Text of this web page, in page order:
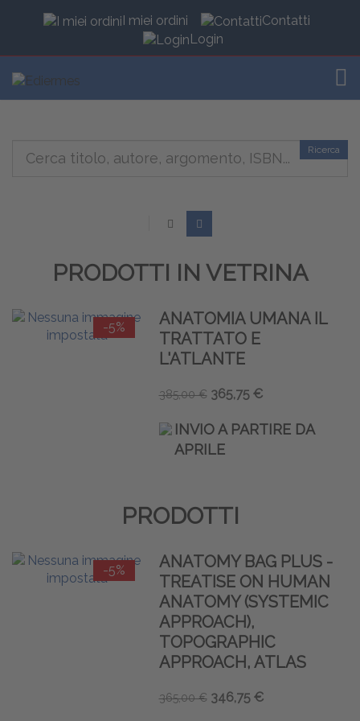
I miei ordini
Contatti
Login
Ricerca
PRODOTTI IN VETRINA
-5%
ANATOMIA UMANA IL
TRATTATO E
L'ATLANTE
385,00 € 365,75 €
INVIO A PARTIRE DA
APRILE
PRODOTTI
-5%
ANATOMY BAG PLUS -
TREATISE ON HUMAN
ANATOMY (SYSTEMIC
APPROACH),
TOPOGRAPHIC
APPROACH, ATLAS
365,00 € 346,75 €